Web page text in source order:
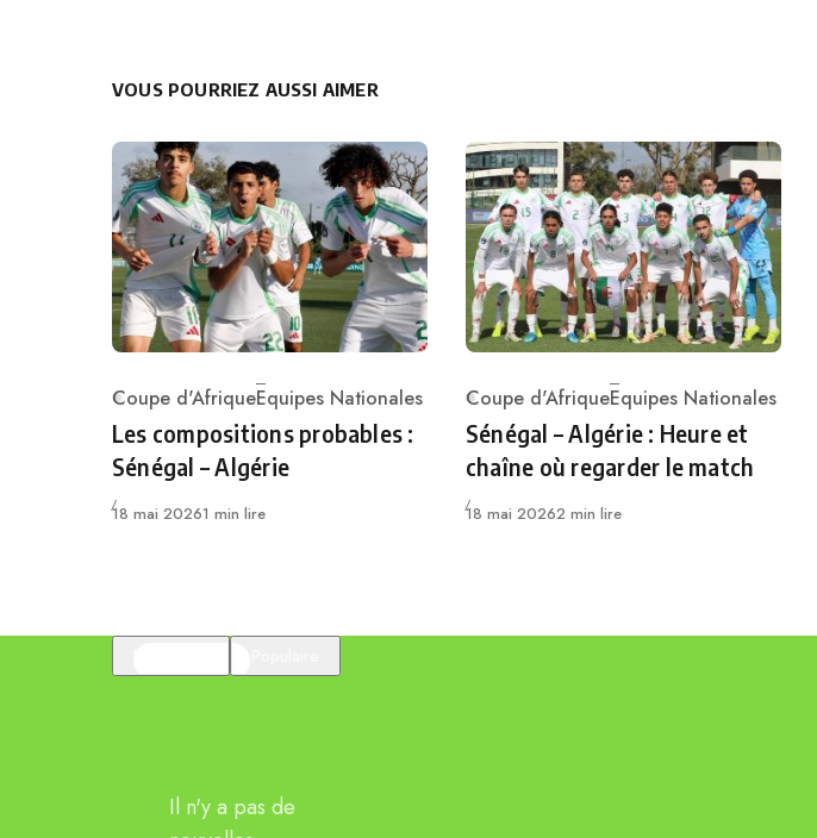
VOUS POURRIEZ AUSSI AIMER
Category
Coupe d'AfriqueEquipes Nationales
Les compositions probables :
Sénégal – Algérie
Publié
18 mai 20261 min lire
Category
Coupe d'AfriqueEquipes Nationales
Sénégal – Algérie : Heure et
chaîne où regarder le match
Publié
18 mai 20262 min lire
Il n'y a pas de